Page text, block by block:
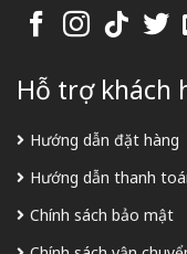
Hỗ trợ khách
Hướng dẫn đặt hàng
Hướng dẫn thanh
Chính sách bảo mật